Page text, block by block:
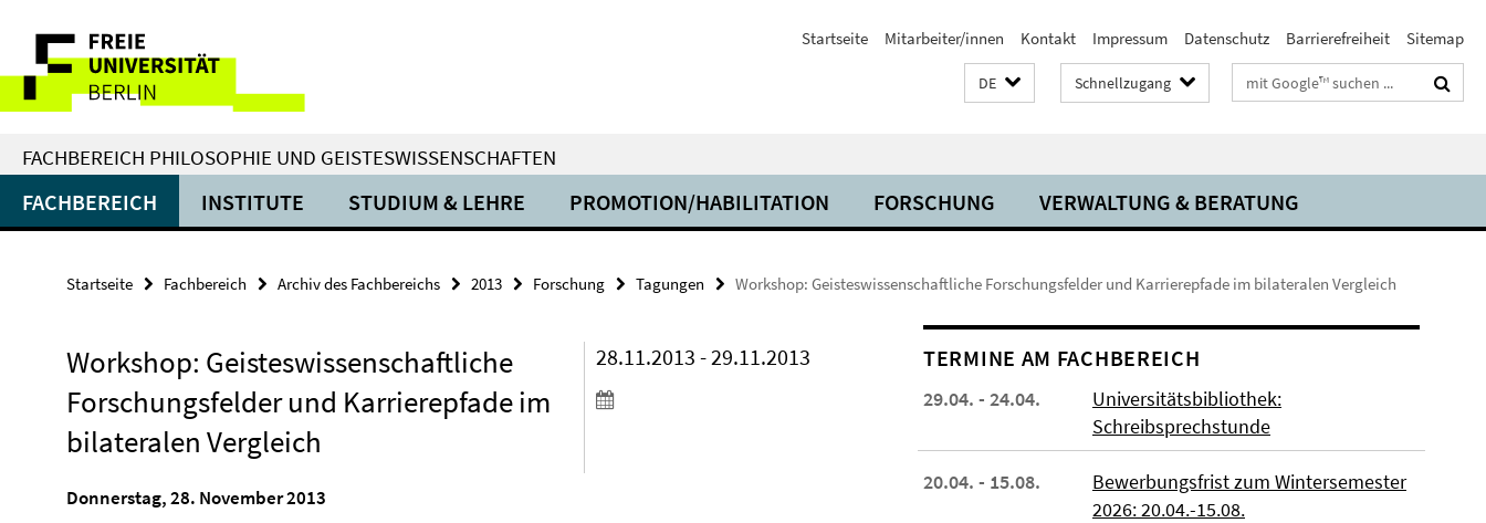
direkt
Inhalt
Service-
Navigation
Startseite Mitarbeiter/innen Kontakt Impressum Datenschutz Barrierefreiheit Sitemap
DE Schnellzugang Suchbegriffe
FACHBEREICH PHILOSOPHIE UND GEISTESWISSENSCHAFTEN
FACHBEREICH INSTITUTE STUDIUM & LEHRE PROMOTION/HABILITATION FORSCHUNG VERWALTUNG & BERATUNG
Startseite Fachbereich Archiv des Fachbereichs 2013 Forschung Tagungen Workshop: Geisteswissenschaftliche Forschungsfelder und Karrierepfade im bilateralen Vergleich
Workshop: Geisteswissenschaftliche
Forschungsfelder und Karrierepfade im
bilateralen Vergleich
28.11.2013 - 29.11.2013
Donnerstag, 28. November 2013
TERMINE AM FACHBEREICH
29.04. - 24.04.
Universitätsbibliothek:
Schreibsprechstunde
20.04. - 15.08.
Bewerbungsfrist zum Wintersemester
2026: 20.04.-15.08.